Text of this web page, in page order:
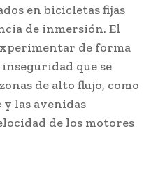
en bicicletas fijas
de inmersión. El
de forma
que se
de alto flujo, como
las avenidas
de los motores